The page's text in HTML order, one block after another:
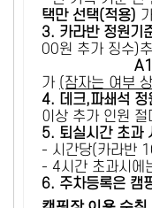
택만 선택(적용)
3. 카라반 정원기
00원 추가 징수)
A1,A2
가 (잠자는 여부
4. 데크,파쇄석 정
이상 추가 인원 절
5. 퇴실시간 초과
- 시간당(카라반
- 4시간 초과시에
6. 주차등록은 캠